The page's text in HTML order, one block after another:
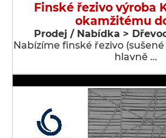
Finské řezivo výroba
okamžitému
Prodej / Nabídka >
Nabízíme finské řezivo
hlavně …